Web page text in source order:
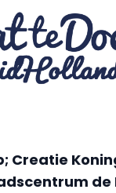
Creatie